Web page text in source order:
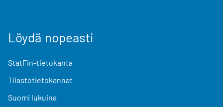
Löydä nopeasti
StatFin-tietokanta
Tilastotietokannat
Suomi lukuina